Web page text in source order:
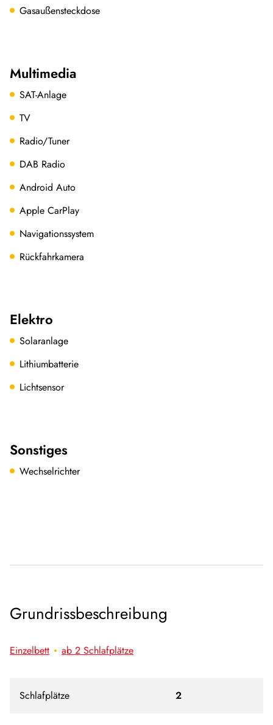
Gasaußensteckdose
Multimedia
SAT-Anlage
TV
Radio/Tuner
DAB Radio
Android Auto
Apple CarPlay
Navigationssystem
Rückfahrkamera
Elektro
Solaranlage
Lithiumbatterie
Lichtsensor
Sonstiges
Wechselrichter
Grundrissbeschreibung
Einzelbett ab 2 Schlafplätze
Schlafplätze 2